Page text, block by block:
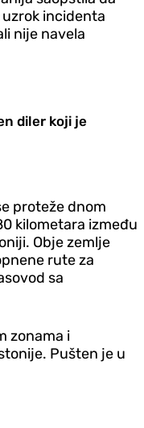
incidenta
nije navela
diler koji je
proteže dnom
kilometara između
Obje zemlje
rute za
sa
zonama i
Pušten je u